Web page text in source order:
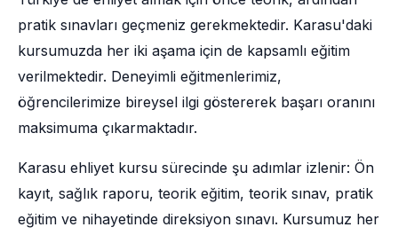
pratik sınavları geçmeniz gerekmektedir. Karasu'daki
kursumuzda her iki aşama için de kapsamlı eğitim
verilmektedir. Deneyimli eğitmenlerimiz,
öğrencilerimize bireysel ilgi göstererek başarı oranını
maksimuma çıkarmaktadır.
Karasu ehliyet kursu sürecinde şu adımlar izlenir: Ön
kayıt, sağlık raporu, teorik eğitim, teorik sınav, pratik
eğitim ve nihayetinde direksiyon sınavı. Kursumuz her